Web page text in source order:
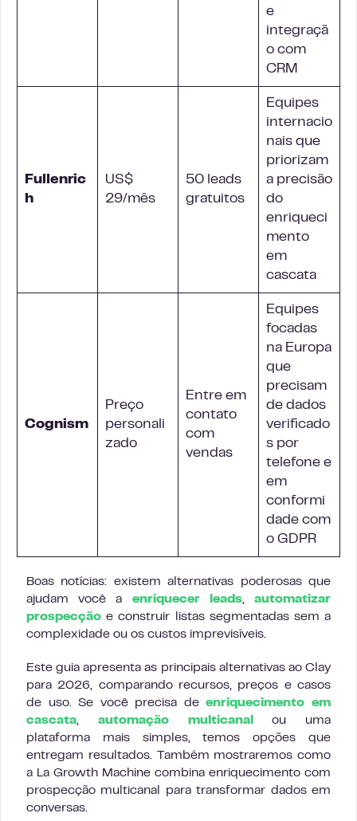
e
integraçã
o com
CRM
Fullenric
h
US$
29/mês
50 leads
gratuitos
Equipes
internacio
nais que
priorizam
a precisão
do
enriqueci
mento
em
cascata
Cognism
Preço
personali
zado
Entre em
contato
com
vendas
Equipes
focadas
na Europa
que
precisam
de dados
verificado
s por
telefone e
em
conformi
dade com
o GDPR
Boas notícias: existem alternativas poderosas que
ajudam você a enriquecer leads,automatizar
prospecção e construir listas segmentadas sem a
complexidade ou os custos imprevisíveis.
Este guia apresenta as principais alternativas ao Clay
para 2026, comparando recursos, preços e casos
de uso. Se você precisa deenriquecimento em
cascata, automação multicanal
ou uma
plataforma mais simples, temos opções que
entregam resultados. Também mostraremos como
a La Growth Machine combina enriquecimento com
prospecção multicanal para transformar dados em
conversas.